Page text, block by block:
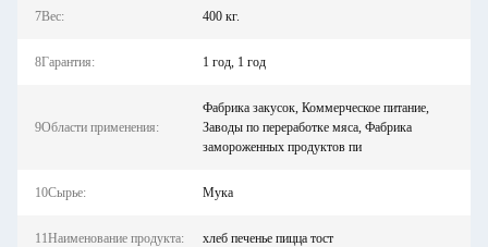
7Вес: 400 кг.
8Гарантия: 1 год, 1 год
9Области применения:
Фабрика закусок, Коммерческое питание,
Заводы по переработке мяса, Фабрика
замороженных продуктов пи
10Сырье: Мука
11Наименование продукта: хлеб печенье пицца тост